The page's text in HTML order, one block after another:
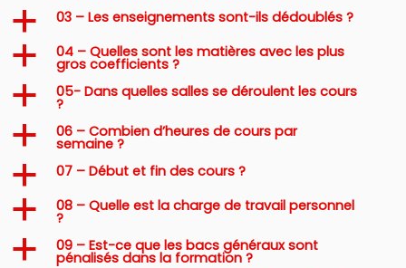
a 03 – Les enseignements sont-ils dédoublés ?
a 04 – Quelles sont les matières avec les plus
gros coefficients ?
a 05- Dans quelles salles se déroulent les cours
?
a 06 – Combien d’heures de cours par
semaine ?
a 07 – Début et fin des cours ?
a 08 – Quelle est la charge de travail personnel
?
a 09 – Est-ce que les bacs généraux sont
pénalisés dans la formation ?